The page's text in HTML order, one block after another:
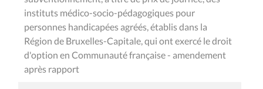
instituts médico-socio-pédagogiques pour
personnes handicapées agréés, établis dans la
Région de Bruxelles-Capitale, qui ont exercé le droit
d'option en Communauté française - amendement
après rapport